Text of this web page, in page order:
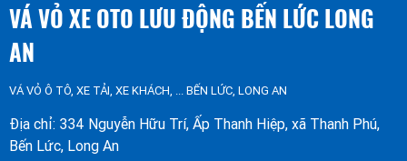
VÁ VỎ XE OTO LƯU ĐỘNG BẾN LỨC LONG
AN
VÁ VỎ Ô TÔ, XE TẢI, XE KHÁCH, ... BẾN LỨC, LONG AN
Địa chỉ: 334 Nguyễn Hữu Trí, Ấp Thanh Hiệp, xã Thanh Phú,
Bến Lức, Long An